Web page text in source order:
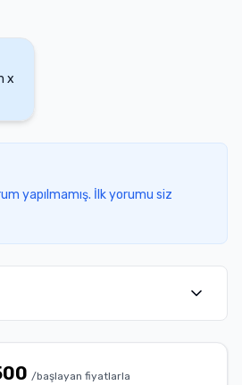
x
yapılmamış. İlk yorumu siz
/başlayan fiyatlarla